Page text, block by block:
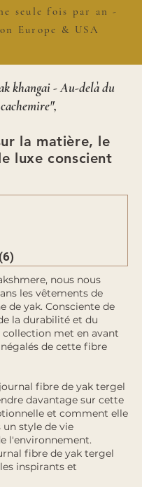
seule fois par an -
Europe & USA
khangai - Au-delà du
cachemire",
la matière, le
luxe conscient
(6)
nous nous
les vêtements de
de yak. Consciente de
la durabilité et du
met en avant
de cette fibre
fibre de yak tergel
davantage sur cette
et comment elle
un style de vie
l'environnement.
fibre de yak tergel
inspirants et